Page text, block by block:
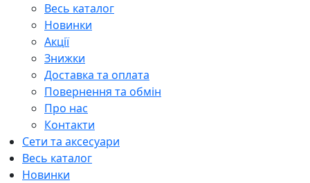
Весь каталог
Новинки
Акції
Знижки
Доставка та оплата
Повернення та обмін
Про нас
Контакти
Сети та аксесуари
Весь каталог
Новинки